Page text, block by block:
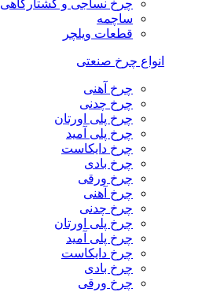
چرخ نساجی و کشتارگاهی
ساچمه
قطعات ویلچر
انواع چرخ صنعتی
چرخ آهنی
چرخ چدنی
چرخ پلی اورتان
چرخ پلی آمید
چرخ دایکاست
چرخ بادی
چرخ ورقی
چرخ آهنی
چرخ چدنی
چرخ پلی اورتان
چرخ پلی آمید
چرخ دایکاست
چرخ بادی
چرخ ورقی